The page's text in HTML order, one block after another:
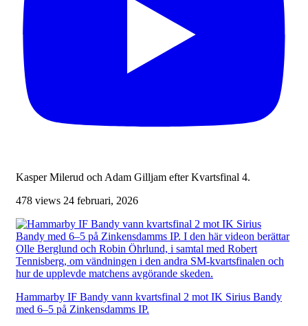
Kasper Milerud och Adam Gilljam efter Kvartsfinal 4.
478 views 24 februari, 2026
Hammarby IF Bandy vann kvartsfinal 2 mot IK Sirius Bandy
med 6–5 på Zinkensdamms IP.